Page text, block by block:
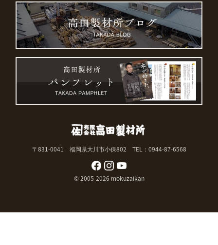
〒831-0041 福岡県大川市小保802 TEL：0944-87-6568
© 2005-2026 mokuzaikan